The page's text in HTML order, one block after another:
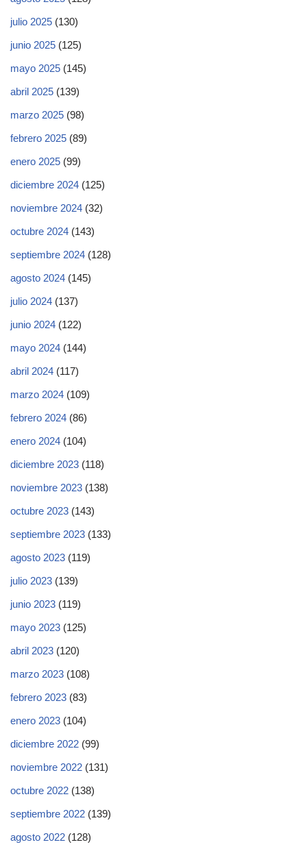
julio 2025 (130)
junio 2025 (125)
mayo 2025 (145)
abril 2025 (139)
marzo 2025 (98)
febrero 2025 (89)
enero 2025 (99)
diciembre 2024 (125)
noviembre 2024 (32)
octubre 2024 (143)
septiembre 2024 (128)
agosto 2024 (145)
julio 2024 (137)
junio 2024 (122)
mayo 2024 (144)
abril 2024 (117)
marzo 2024 (109)
febrero 2024 (86)
enero 2024 (104)
diciembre 2023 (118)
noviembre 2023 (138)
octubre 2023 (143)
septiembre 2023 (133)
agosto 2023 (119)
julio 2023 (139)
junio 2023 (119)
mayo 2023 (125)
abril 2023 (120)
marzo 2023 (108)
febrero 2023 (83)
enero 2023 (104)
diciembre 2022 (99)
noviembre 2022 (131)
octubre 2022 (138)
septiembre 2022 (139)
agosto 2022 (128)